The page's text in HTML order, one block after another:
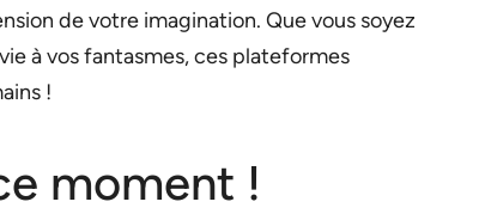
de votre imagination. Que vous soyez
à vos fantasmes, ces plateformes
!
moment !